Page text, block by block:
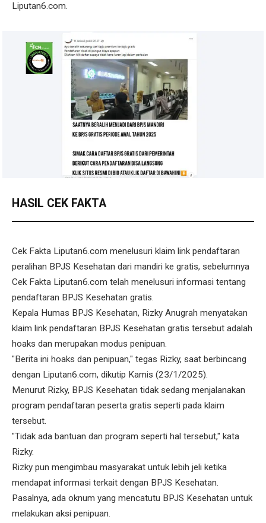
Liputan6.com.
HASIL CEK FAKTA
Cek Fakta Liputan6.com menelusuri klaim link pendaftaran
peralihan BPJS Kesehatan dari mandiri ke gratis, sebelumnya
Cek Fakta Liputan6.com telah menelusuri informasi tentang
pendaftaran BPJS Kesehatan gratis.
Kepala Humas BPJS Kesehatan, Rizky Anugrah menyatakan
klaim link pendaftaran BPJS Kesehatan gratis tersebut adalah
hoaks dan merupakan modus penipuan.
"Berita ini hoaks dan penipuan," tegas Rizky, saat berbincang
dengan Liputan6.com, dikutip Kamis (23/1/2025).
Menurut Rizky, BPJS Kesehatan tidak sedang menjalanakan
program pendaftaran peserta gratis seperti pada klaim
tersebut.
"Tidak ada bantuan dan program seperti hal tersebut," kata
Rizky.
Rizky pun mengimbau masyarakat untuk lebih jeli ketika
mendapat informasi terkait dengan BPJS Kesehatan.
Pasalnya, ada oknum yang mencatutu BPJS Kesehatan untuk
melakukan aksi penipuan.